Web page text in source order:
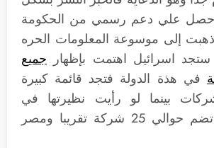
وحصل علي دعم رسمي من الحكومة
إلى موسوعة المعلومات الحره
ستجد اسرائيل اهتمت بإظهار جميع
في هذة الدولة فتجد قائمة كبيرة
بينما لو رأيت نظيرتها في
السعودية فهي تضم حوالي 25 شركة تقريبا ومصر